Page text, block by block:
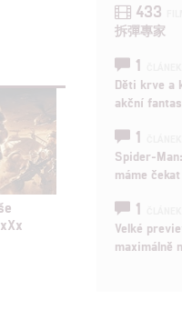
433
拆彈專家
1
Děti krve a
akční
1
Spider-
máme
1
Velké
maximálně
a odstraňování chyb,